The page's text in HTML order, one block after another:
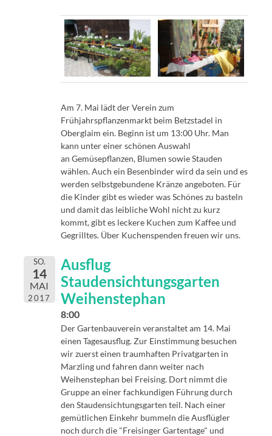
Am 7. Mai lädt der Verein zum
Frühjahrspflanzenmarkt beim Betzstadel in
Oberglaim ein. Beginn ist um 13:00 Uhr. Man
kann unter einer schönen Auswahl
an Gemüsepflanzen, Blumen sowie Stauden
wählen. Auch ein Besenbinder wird da sein und es
werden selbstgebundene Kränze angeboten. Für
die Kinder gibt es wieder was Schönes zu basteln
und damit das leibliche Wohl nicht zu kurz
kommt, gibt es leckere Kuchen zum Kaffee und
Gegrilltes. Über Kuchenspenden freuen wir uns.
SO.
14
MAI
2017
Ausflug
Staudensichtungsgarten
Weihenstephan
8:00
Der Gartenbauverein veranstaltet am 14. Mai
einen Tagesausflug. Zur Einstimmung besuchen
wir zuerst einen traumhaften Privatgarten in
Marzling und fahren dann weiter nach
Weihenstephan bei Freising. Dort nimmt die
Gruppe an einer fachkundigen Führung durch
den Staudensichtungsgarten teil. Nach einer
gemütlichen Einkehr bummeln die Ausflügler
noch durch die "Freisinger Gartentage" und